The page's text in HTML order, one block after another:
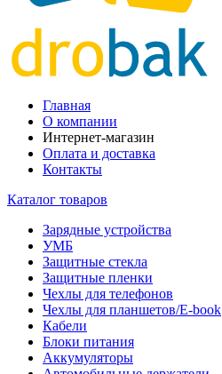
Главная
О компании
Интернет-магазин
Оплата и доставка
Контакты
Каталог товаров
Зарядные устройства
УМБ
Защитные стекла
Защитные пленки
Чехлы для телефонов
Чехлы для планшетов/E-book
Кабели
Блоки питания
Аккумуляторы